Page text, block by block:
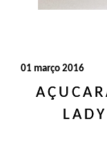
01 março 2016